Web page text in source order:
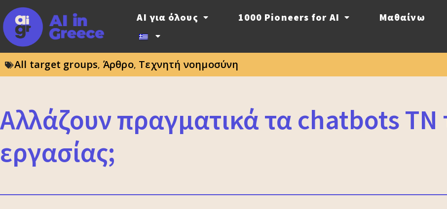
AI για όλους 1000 Pioneers for AI Μαθαίνω
All target groups, Άρθρο, Τεχνητή νοημοσύνη
Αλλάζουν πραγματικά τα chatbots TN
εργασίας;